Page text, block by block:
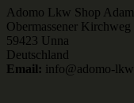
Adomo Lkw Shop
Obermassener Kirchweg
59423 Unna
Deutschland
Email: info@adomo-